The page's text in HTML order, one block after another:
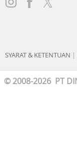
SYARAT & KETENTUAN |
© 2008-2026 PT